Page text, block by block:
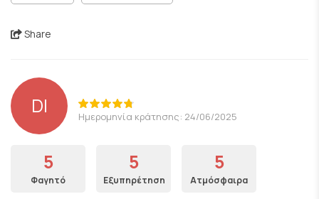
Share
DI Ημερομηνία κράτησης: 24/06/2025
5
Φαγητό
5
Εξυπηρέτηση
5
Ατμόσφαιρα